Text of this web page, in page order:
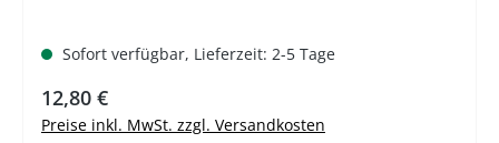
Sofort verfügbar, Lieferzeit: 2-5 Tage
Regulärer Preis:
12,80 €
Preise inkl. MwSt. zzgl. Versandkosten